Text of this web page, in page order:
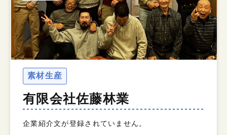
素材生産
有限会社佐藤林業
企業紹介文が登録されていません。